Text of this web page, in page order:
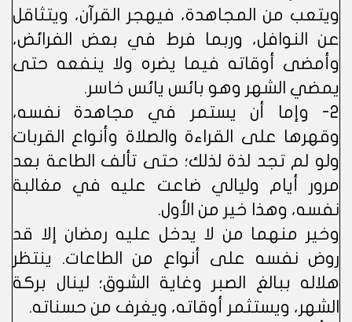
ويتعب من المجاهدة، فيهجر القرآن، ويتثاقل
عن النوافل، وربما فرط في بعض الفرائض،
وأمضى أوقاته فيما يضره ولا ينفعه حتى
يمضي الشهر وهو بائس يائس خاسر.
2- وإما أن يستمر في مجاهدة نفسه،
وقهرها على القراءة والصلاة وأنواع القربات
ولو لم تجد لذة لذلك؛ حتى تألف الطاعة بعد
مرور أيام وليالي ضاعت عليه في مغالبة
نفسه، وهذا خير من الأول.
وخير منهما من لا يدخل عليه رمضان إلا قد
روض نفسه على أنواع من الطاعات. ينتظر
هلاله ببالغ الصبر وغاية الشوق؛ لينال بركة
الشهر، ويستثمر أوقاته، ويغرف من حسناته.